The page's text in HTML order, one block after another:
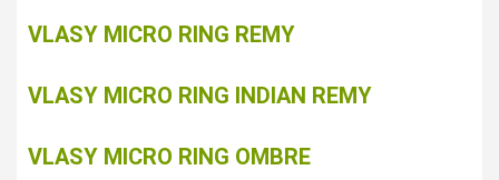
VLASY MICRO RING REMY
VLASY MICRO RING INDIAN REMY
VLASY MICRO RING OMBRE